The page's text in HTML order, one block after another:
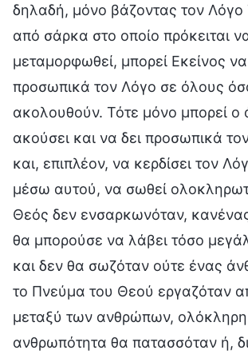
δηλαδή, μόνο βάζοντας τον
από σάρκα στο οποίο πρόκειται
μεταμορφωθεί, μπορεί Εκείνος
προσωπικά τον Λόγο σε όλους
ακολουθούν. Τότε μόνο μπορεί
ακούσει και να δει προσωπικά
και, επιπλέον, να κερδίσει τον
μέσω αυτού, να σωθεί
Θεός δεν ενσαρκωνόταν,
θα μπορούσε να λάβει τόσο
και δεν θα σωζόταν ούτε ένας
το Πνεύμα του Θεού εργαζόταν
μεταξύ των ανθρώπων,
ανθρωπότητα θα πατασσόταν ή,